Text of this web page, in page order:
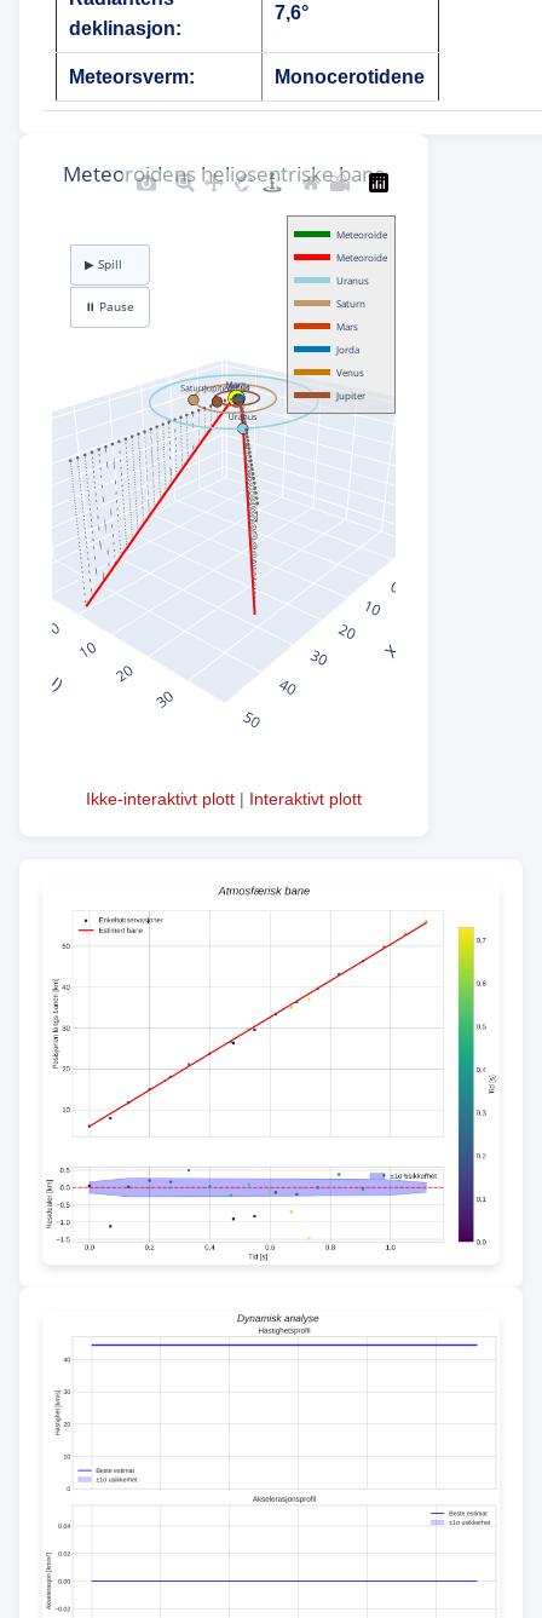
deklinasjon:
7,6°
Meteorsverm: Monocerotidene
Ikke-interaktivt plott | Interaktivt plott